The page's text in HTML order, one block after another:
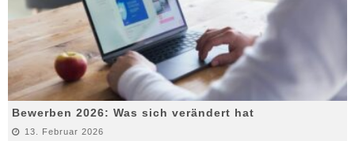
Bewerben 2026: Was sich verändert hat
13. Februar 2026